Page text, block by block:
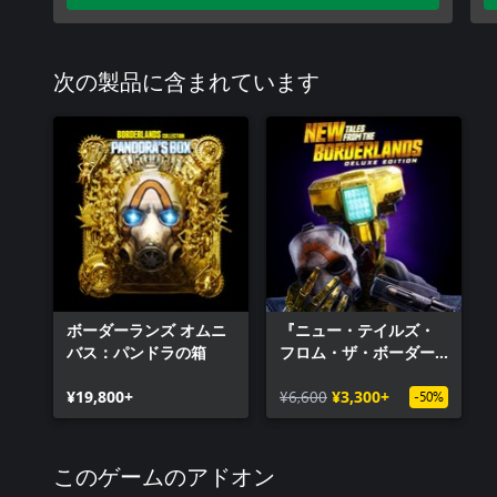
次の製品に含まれています
ボーダーランズ オムニ
バス：パンドラの箱
¥19,800+
『ニュー・テイルズ・
フロム・ザ・ボーダー
エディション
¥6,600 ¥3,300+ -50%
このゲームのアドオン